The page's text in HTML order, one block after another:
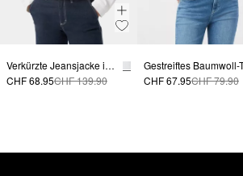
Verkürzte Jeansjacke im Boxy Fit
CHF 68.95CHF 139.90
CHF 67.95CHF 79.90